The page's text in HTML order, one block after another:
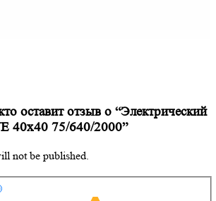
оставит отзыв о “Электрический
40х40 75/640/2000”
not be published.